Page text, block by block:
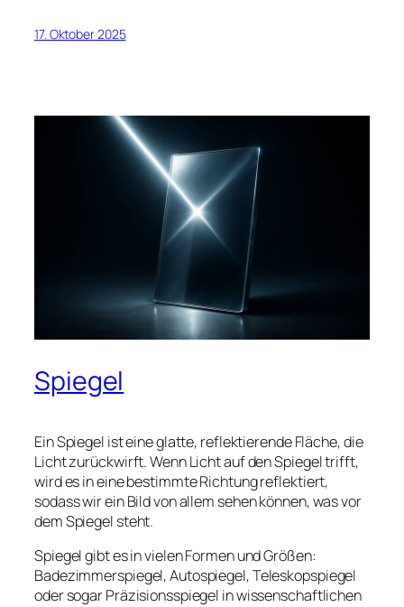
17. Oktober 2025
Spiegel
Ein Spiegel ist eine glatte, reflektierende Fläche, die
Licht zurückwirft. Wenn Licht auf den Spiegel trifft,
wird es in eine bestimmte Richtung reflektiert,
sodass wir ein Bild von allem sehen können, was vor
dem Spiegel steht.
Spiegel gibt es in vielen Formen und Größen:
Badezimmerspiegel, Autospiegel, Teleskopspiegel
oder sogar Präzisionsspiegel in wissenschaftlichen